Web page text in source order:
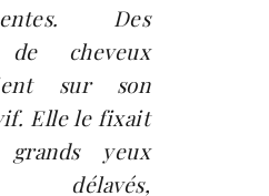
Des
de cheveux
sur son
Elle le fixait
yeux
délavés,